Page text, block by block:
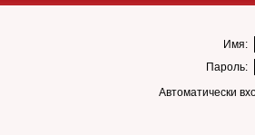
Имя:
Пароль:
Автоматически